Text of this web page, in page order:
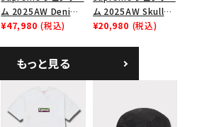
ム 2025AW Denim
Backpack デニム バ
¥47,980 (税込)
ム 2025AW Skull
Tee スカル Tシャ
¥20,980 (税込)
もっと見る